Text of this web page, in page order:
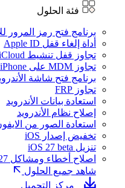
فئة الحلول
برنامج فتح رمز المرور
أداة إلغاء قفل Apple ID
تجاوز قفل تنشيط iCloud
تجاوز MDM على iPhone
برنامج فتح شاشة
تجاوز FRP
استعادة بيانات الأندرويد
إصلاح نظام الأندرويد
استعادة الصور من
تخفيض إصدار iOS
تنزيل iOS 27 beta
اصلاح أخطاء ومشاكل iOS 27
شاهد جميع الحلول
مركز التحميل